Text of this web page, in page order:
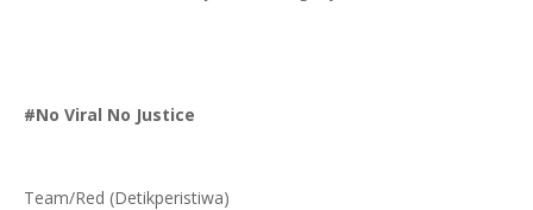
#No Viral No Justice
Team/Red (Detikperistiwa)